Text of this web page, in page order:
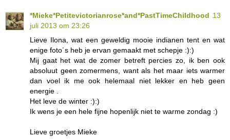
*Mieke*Petitevictorianrose*and*PastTimeChildhood 13
juli 2013 om 23:26
Lieve Ilona, wat een geweldig mooie indianen tent en wat
enige foto´s heb je ervan gemaakt met schepje :):)
Mij gaat het wat de zomer betreft percies zo, ik ben ook
absoluut geen zomermens, want als het maar iets warmer
dan voel ik me ook helemaal niet lekker en heb geen
energie .
Het leve de winter :):)
Ik wens je een hele fijne hopenlijk niet te warme zondag :)
Lieve groetjes Mieke